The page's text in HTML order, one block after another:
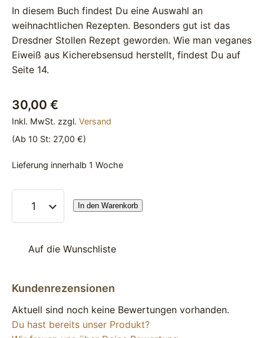
In diesem Buch findest Du eine Auswahl an
weihnachtlichen Rezepten. Besonders gut ist das
Dresdner Stollen Rezept geworden. Wie man veganes
Eiweiß aus Kicherebsensud herstellt, findest Du auf
Seite 14.
30,00 €
Inkl. MwSt. zzgl. Versand
Ab 10 St: 27,00 €
Lieferung innerhalb 1 Woche
In den Warenkorb
Auf die Wunschliste
Kundenrezensionen
Aktuell sind noch keine Bewertungen vorhanden.
Du hast bereits unser Produkt?